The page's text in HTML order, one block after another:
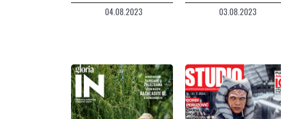
04.08.2023 03.08.2023